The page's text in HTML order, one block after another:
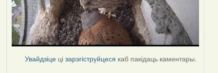
Увайдзіце цізарэгіструйцеся каб пакідаць каментары.